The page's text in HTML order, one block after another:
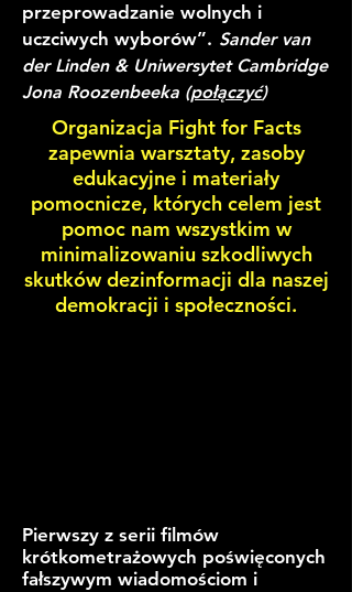
przeprowadzanie wolnych i
uczciwych wyborów”. Sander van
der Linden & Uniwersytet Cambridge
Jona Roozenbeeka (połączyć)
Organizacja Fight for Facts
zapewnia warsztaty, zasoby
edukacyjne i materiały
pomocnicze, których celem jest
pomoc nam wszystkim w
minimalizowaniu szkodliwych
skutków dezinformacji dla naszej
demokracji i społeczności.
Pierwszy z serii filmów
krótkometrażowych poświęconych
fałszywym wiadomościom i